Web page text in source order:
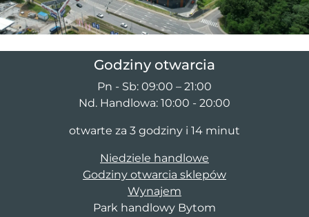
Godziny otwarcia
Pn - Sb: 09:00 – 21:00
Nd. Handlowa: 10:00 - 20:00
otwarte za 3 godziny i 14 minut
Niedziele handlowe
Godziny otwarcia sklepów
Wynajem
Park handlowy Bytom